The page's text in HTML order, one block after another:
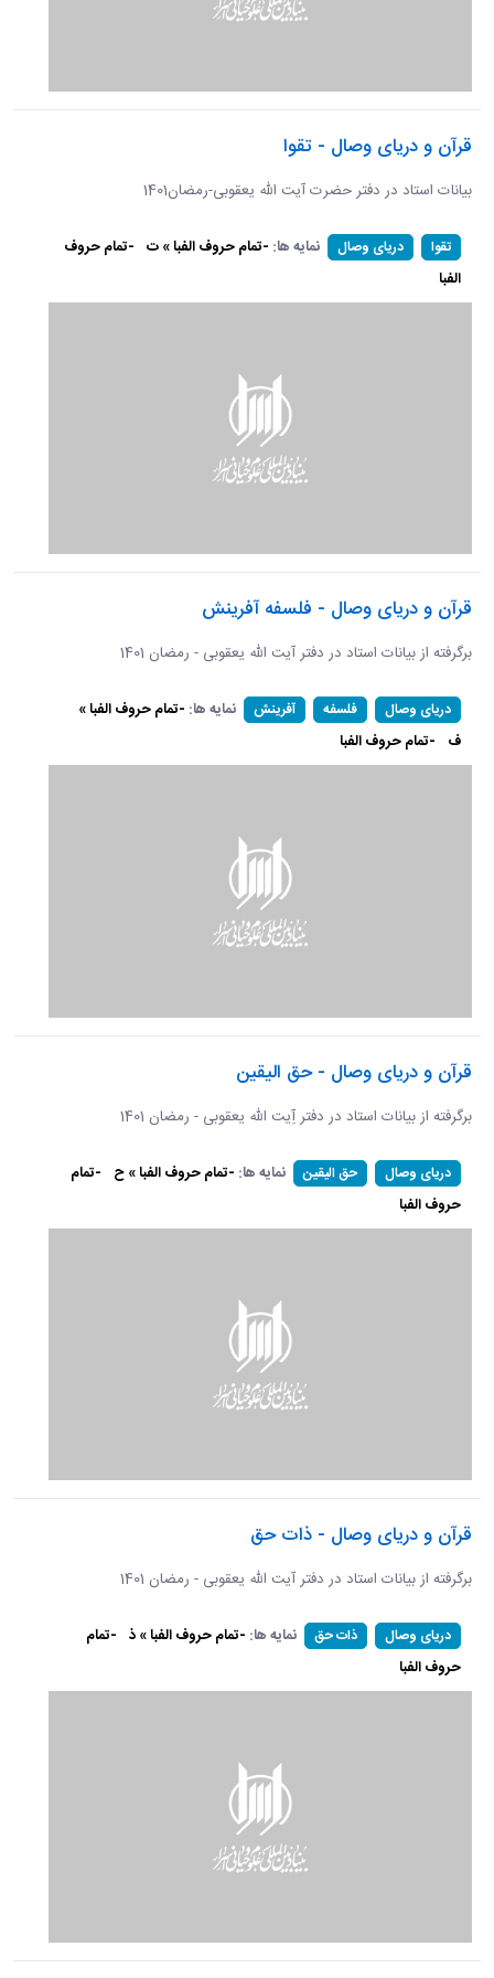
قرآن و دریای وصال - تقوا
بیانات استاد در دفتر حضرت آیت الله یعقوبی-رمضان1401
تقوا دریای وصال نمایه ها: -تمام حروف الفبا » ت -تمام حروف
الفبا
قرآن و دریای وصال - فلسفه آفرینش
برگرفته از بیانات استاد در دفتر آیت الله یعقوبی - رمضان 1401
دریای وصال فلسفه آفرینش نمایه ها: -تمام حروف الفبا »
ف -تمام حروف الفبا
قرآن و دریای وصال - حق الیقین
برگرفته از بیانات استاد در دفتر آِیت الله یعقوبی - رمضان 1401
دریای وصال حق الیقین نمایه ها: -تمام حروف الفبا » ح -تمام
حروف الفبا
قرآن و دریای وصال - ذات حق
برگرفته از بیانات استاد در دفتر آیت الله یعقوبی - رمضان 1401
دریای وصال ذات حق نمایه ها: -تمام حروف الفبا » ذ -تمام
حروف الفبا